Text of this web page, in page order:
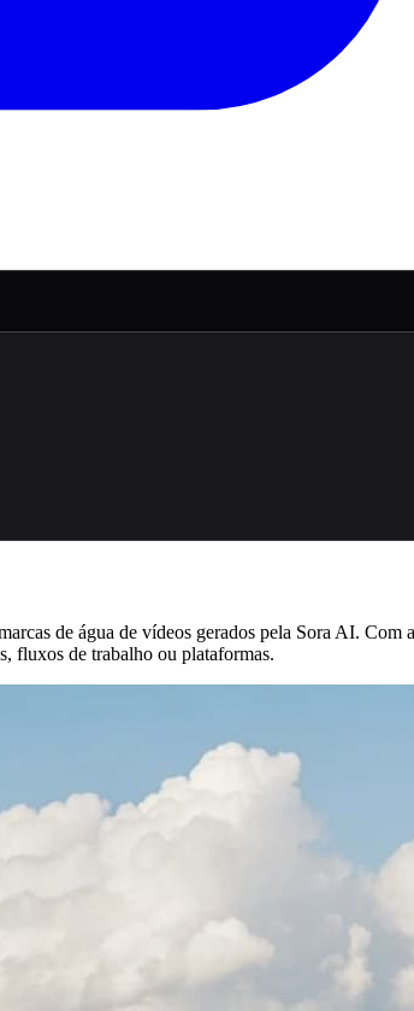
de água de vídeos gerados pela Sora AI. Com
fluxos de trabalho ou plataformas.